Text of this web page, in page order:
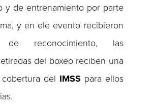
y de entrenamiento por parte
y en ele evento recibieron
de reconocimiento, las
del boxeo reciben una
del IMSSpara ellos